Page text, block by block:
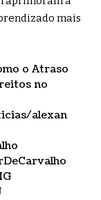
mais
o Atraso
no
alexan